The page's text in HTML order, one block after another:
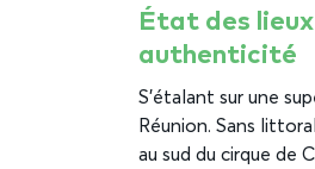
État des
authenticité
S’étalant sur une
Réunion. Sans
au sud du cirque de